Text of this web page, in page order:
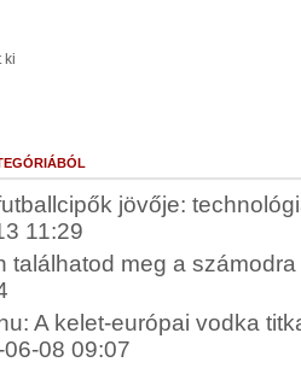
ki
jövője:
11:29
találhatod meg a
A kelet-európai vodka
08 09:07